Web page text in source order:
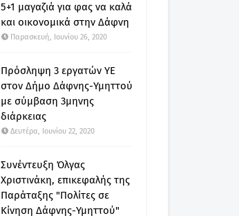
5+1 μαγαζιά για φας να καλά
και οικονομικά στην Δάφνη
Παρασκευή, Ιουνίου 26, 2020
Πρόσληψη 3 εργατών ΥΕ
στον Δήμο Δάφνης-Υμηττού
με σύμβαση 3μηνης
διάρκειας
Δευτέρα, Ιουνίου 22, 2020
Συνέντευξη Όλγας
Χριστινάκη, επικεφαλής της
Παράταξης "Πολίτες σε
Κίνηση Δάφνης-Υμηττού"